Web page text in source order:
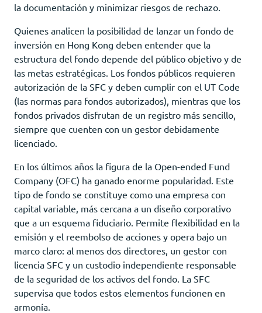
la documentación y minimizar riesgos de rechazo.
Quienes analicen la posibilidad de lanzar un fondo de
inversión en Hong Kong deben entender que la
estructura del fondo depende del público objetivo y de
las metas estratégicas. Los fondos públicos requieren
autorización de la SFC y deben cumplir con el UT Code
(las normas para fondos autorizados), mientras que los
fondos privados disfrutan de un registro más sencillo,
siempre que cuenten con un gestor debidamente
licenciado.
En los últimos años la figura de la Open-ended Fund
Company (OFC) ha ganado enorme popularidad. Este
tipo de fondo se constituye como una empresa con
capital variable, más cercana a un diseño corporativo
que a un esquema fiduciario. Permite flexibilidad en la
emisión y el reembolso de acciones y opera bajo un
marco claro: al menos dos directores, un gestor con
licencia SFC y un custodio independiente responsable
de la seguridad de los activos del fondo. La SFC
supervisa que todos estos elementos funcionen en
armonía.